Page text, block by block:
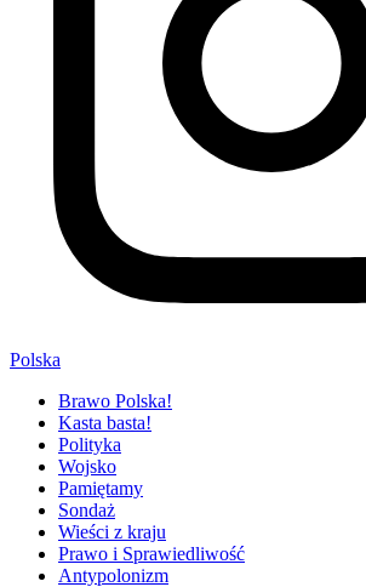
Polska
Brawo Polska!
Kasta basta!
Polityka
Wojsko
Pamiętamy
Sondaż
Wieści z kraju
Prawo i Sprawiedliwość
Antypolonizm